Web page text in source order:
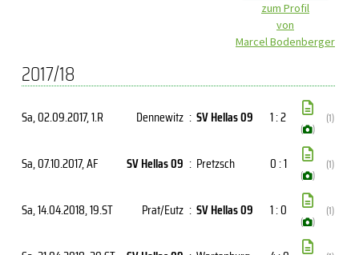
zum Profil
von
Marcel Bodenberger
2017/18
Sa, 02.09.2017, 1.R Dennewitz : SV Hellas 09 1 : 2
( )
(1)
Sa, 07.10.2017, AF SV Hellas 09 : Pretzsch 0 : 1
( )
(1)
Sa, 14.04.2018, 19.ST Prat/Eutz : SV Hellas 09 1 : 0
( )
(1)